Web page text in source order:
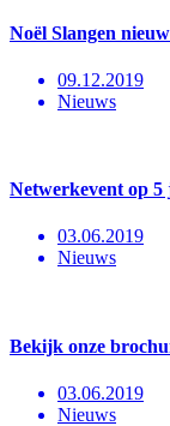
Noël Slangen
09.12.2019
Nieuws
Netwerkevent op 5
03.06.2019
Nieuws
Bekijk onze
03.06.2019
Nieuws